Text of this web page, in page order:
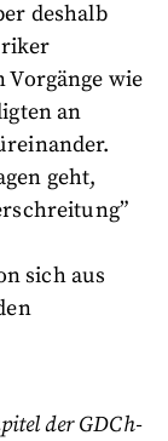
deshalb
wie
an
geht,
sich aus
der GDCh-